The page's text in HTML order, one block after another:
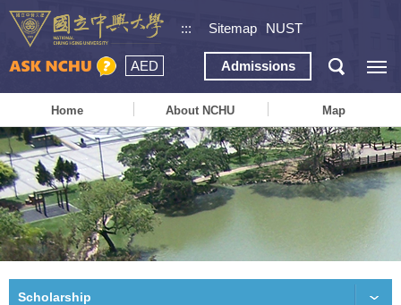
::: Sitemap NUST
AED Admissions
Home About NCHU Map
Scholarship